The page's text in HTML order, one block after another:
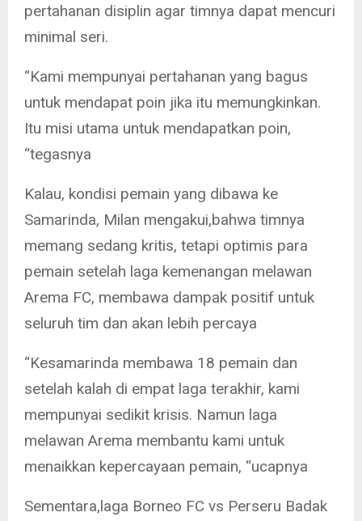
pertahanan disiplin agar timnya dapat mencuri
minimal seri.
“Kami mempunyai pertahanan yang bagus
untuk mendapat poin jika itu memungkinkan.
Itu misi utama untuk mendapatkan poin,
“tegasnya
Kalau, kondisi pemain yang dibawa ke
Samarinda, Milan mengakui,bahwa timnya
memang sedang kritis, tetapi optimis para
pemain setelah laga kemenangan melawan
Arema FC, membawa dampak positif untuk
seluruh tim dan akan lebih percaya
“Kesamarinda membawa 18 pemain dan
setelah kalah di empat laga terakhir, kami
mempunyai sedikit krisis. Namun laga
melawan Arema membantu kami untuk
menaikkan kepercayaan pemain, “ucapnya
Sementara,laga Borneo FC vs Perseru Badak